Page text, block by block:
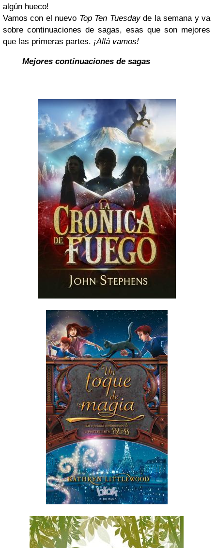
algún hueco!
Vamos con el nuevo Top Ten Tuesdayde la semana y va
sobre continuaciones de sagas, esas que son mejores
que las primeras partes. ¡Allá vamos!
Mejores continuaciones de sagas